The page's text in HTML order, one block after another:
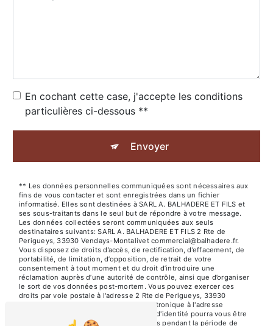
En cochant cette case, j'accepte les conditions
particulières ci-dessous **
Envoyer
** Les données personnelles communiquées sont nécessaires aux
fins de vous contacter et sont enregistrées dans un fichier
informatisé. Elles sont destinées à SARL A. BALHADERE ET FILS et
ses sous-traitants dans le seul but de répondre à votre message.
Les données collectées seront communiquées aux seuls
destinataires suivants: SARL A. BALHADERE ET FILS 2 Rte de
Perigueys, 33930 Vendays-Montalivet commercial@balhadere.fr.
Vous disposez de droits d’accès, de rectification, d’effacement, de
portabilité, de limitation, d’opposition, de retrait de votre
consentement à tout moment et du droit d’introduire une
réclamation auprès d’une autorité de contrôle, ainsi que d’organiser
le sort de vos données post-mortem. Vous pouvez exercer ces
droits par voie postale à l'adresse 2 Rte de Perigueys, 33930
Vendays-Montalivet ou par courrier électronique à l'adresse
commercial@balhadere.fr. Un justificatif d'identité pourra vous être
demandé. Nous conservons vos données pendant la période de